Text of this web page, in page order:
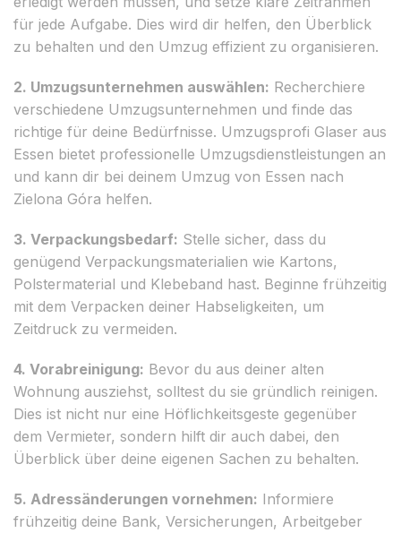
für jede Aufgabe. Dies wird dir helfen, den Überblick
zu behalten und den Umzug effizient zu organisieren.
2. Umzugsunternehmen auswählen: Recherchiere
verschiedene Umzugsunternehmen und finde das
richtige für deine Bedürfnisse. Umzugsprofi Glaser aus
Essen bietet professionelle Umzugsdienstleistungen an
und kann dir bei deinem Umzug von Essen nach
Zielona Góra helfen.
3. Verpackungsbedarf: Stelle sicher, dass du
genügend Verpackungsmaterialien wie Kartons,
Polstermaterial und Klebeband hast. Beginne frühzeitig
mit dem Verpacken deiner Habseligkeiten, um
Zeitdruck zu vermeiden.
4. Vorabreinigung: Bevor du aus deiner alten
Wohnung ausziehst, solltest du sie gründlich reinigen.
Dies ist nicht nur eine Höflichkeitsgeste gegenüber
dem Vermieter, sondern hilft dir auch dabei, den
Überblick über deine eigenen Sachen zu behalten.
5. Adressänderungen vornehmen: Informiere
frühzeitig deine Bank, Versicherungen, Arbeitgeber